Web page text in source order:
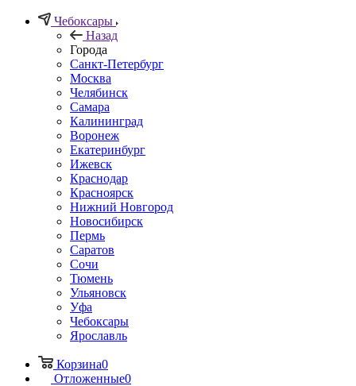
Чебоксары
Назад
Города
Санкт-Петербург
Москва
Челябинск
Самара
Калининград
Воронеж
Екатеринбург
Ижевск
Краснодар
Красноярск
Нижний Новгород
Новосибирск
Пермь
Саратов
Сочи
Тюмень
Ульяновск
Уфа
Чебоксары
Ярославль
Корзина0
Отложенные0